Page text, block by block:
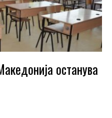
останува